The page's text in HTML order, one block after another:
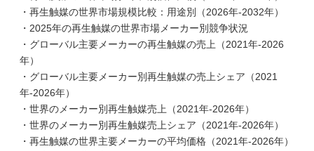
・再生触媒の世界市場規模比較：用途別（2026年-2032年）
・2025年の再生触媒の世界市場メーカー別競争状況
・グローバル主要メーカーの再生触媒の売上（2021年-2026
年）
・グローバル主要メーカー別再生触媒の売上シェア（2021
年-2026年）
・世界のメーカー別再生触媒売上（2021年-2026年）
・世界のメーカー別再生触媒売上シェア（2021年-2026年）
・再生触媒の世界主要メーカーの平均価格（2021年-2026年）